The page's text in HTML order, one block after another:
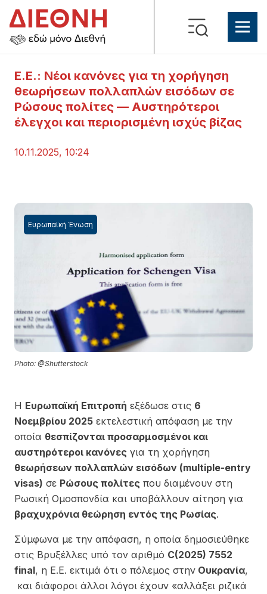
Ε.Ε.: Νέοι κανόνες για τη χορήγηση
θεωρήσεων πολλαπλών εισόδων σε
Ρώσους πολίτες — Αυστηρότεροι
έλεγχοι και περιορισμένη ισχύς βίζας
10.11.2025, 10:24
Photo: @Shutterstock
Ευρωπαϊκή Ένωση
Η Ευρωπαϊκή Επιτροπή εξέδωσε στις 6
Νοεμβρίου 2025 εκτελεστική απόφαση με την
οποία θεσπίζονται προσαρμοσμένοι και
αυστηρότεροι κανόνες για τη χορήγηση
θεωρήσεων πολλαπλών εισόδων (multiple-entry
visas) σε Ρώσους πολίτες που διαμένουν στη
Ρωσική Ομοσπονδία και υποβάλλουν αίτηση για
βραχυχρόνια θεώρηση εντός της Ρωσίας.
Σύμφωνα με την απόφαση, η οποία δημοσιεύθηκε
στις Βρυξέλλες υπό τον αριθμό C(2025) 7552
final, η Ε.Ε. εκτιμά ότι ο πόλεμος στην Ουκρανία,
και διάφοροι άλλοι λόγοι έχουν «αλλάξει ριζικά